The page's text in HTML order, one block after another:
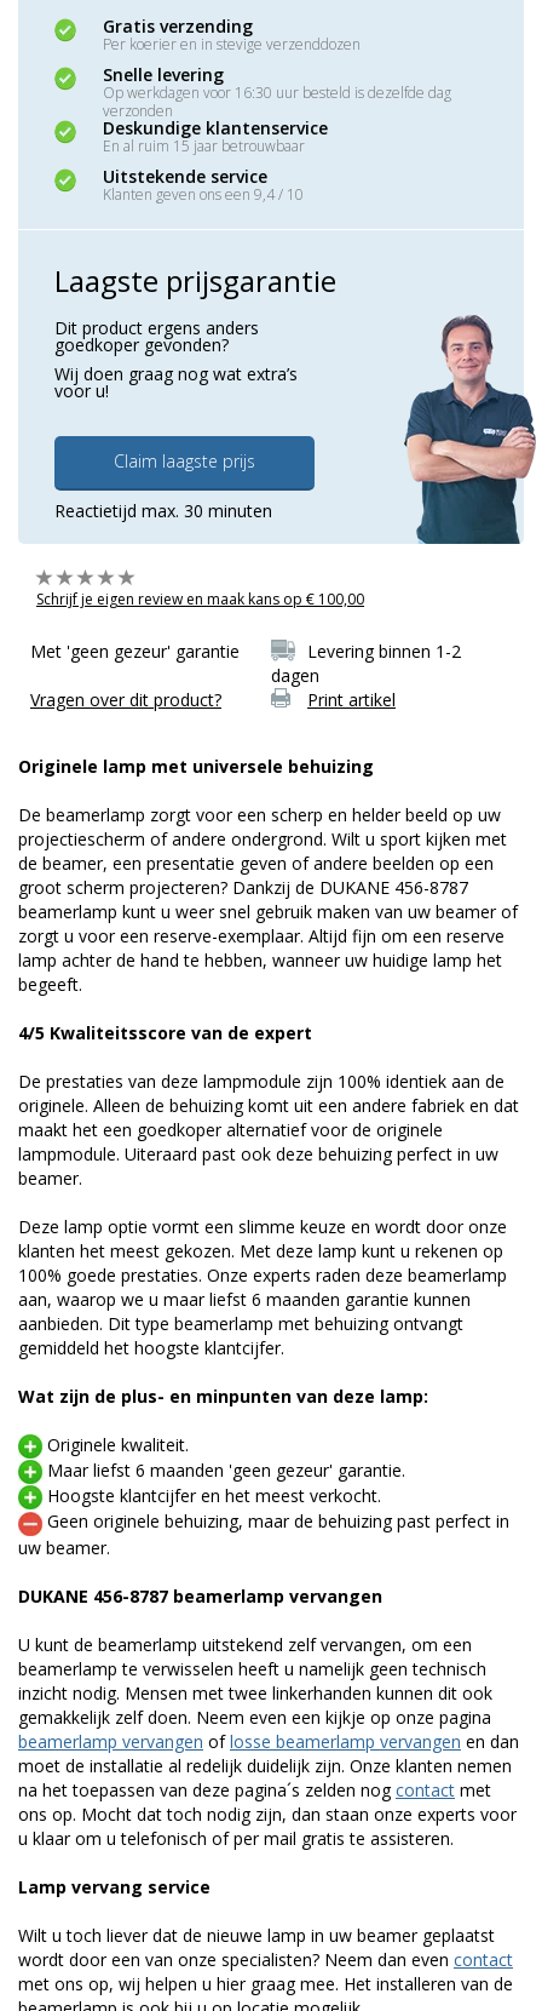
Gratis verzending
Per koerier en in stevige verzenddozen
Snelle levering
Op werkdagen voor 16:30 uur besteld is dezelfde dag
verzonden
Deskundige klantenservice
En al ruim 15 jaar betrouwbaar
Uitstekende service
Klanten geven ons een 9,4 / 10
Laagste prijsgarantie
Dit product ergens anders
goedkoper gevonden?
Wij doen graag nog wat extra’s
voor u!
Claim laagste prijs
Reactietijd max. 30 minuten
Schrijf je eigen review en maak kans op € 100,00
Met 'geen gezeur' garantie
Levering binnen 1-2
dagen
Vragen over dit product?
Print artikel
Originele lamp met universele behuizing
De beamerlamp zorgt voor een scherp en helder beeld op uw
projectiescherm of andere ondergrond. Wilt u sport kijken met
de beamer, een presentatie geven of andere beelden op een
groot scherm projecteren? Dankzij de DUKANE 456-8787
beamerlamp kunt u weer snel gebruik maken van uw beamer of
zorgt u voor een reserve-exemplaar. Altijd fijn om een reserve
lamp achter de hand te hebben, wanneer uw huidige lamp het
begeeft.
4/5 Kwaliteitsscore van de expert
De prestaties van deze lampmodule zijn 100% identiek aan de
originele. Alleen de behuizing komt uit een andere fabriek en dat
maakt het een goedkoper alternatief voor de originele
lampmodule. Uiteraard past ook deze behuizing perfect in uw
beamer.
Deze lamp optie vormt een slimme keuze en wordt door onze
klanten het meest gekozen. Met deze lamp kunt u rekenen op
100% goede prestaties. Onze experts raden deze beamerlamp
aan, waarop we u maar liefst 6 maanden garantie kunnen
aanbieden. Dit type beamerlamp met behuizing ontvangt
gemiddeld het hoogste klantcijfer.
Wat zijn de plus- en minpunten van deze lamp:
Originele kwaliteit.
Maar liefst 6 maanden 'geen gezeur' garantie.
Hoogste klantcijfer en het meest verkocht.
Geen originele behuizing, maar de behuizing past perfect in
uw beamer.
DUKANE 456-8787 beamerlamp vervangen
U kunt de beamerlamp uitstekend zelf vervangen, om een
beamerlamp te verwisselen heeft u namelijk geen technisch
inzicht nodig. Mensen met twee linkerhanden kunnen dit ook
gemakkelijk zelf doen. Neem even een kijkje op onze pagina
beamerlamp vervangen oflosse beamerlamp vervangen en dan
moet de installatie al redelijk duidelijk zijn. Onze klanten nemen
na het toepassen van deze pagina´s zelden nogcontact met
ons op. Mocht dat toch nodig zijn, dan staan onze experts voor
u klaar om u telefonisch of per mail gratis te assisteren.
Lamp vervang service
Wilt u toch liever dat de nieuwe lamp in uw beamer geplaatst
wordt door een van onze specialisten? Neem dan even contact
met ons op, wij helpen u hier graag mee. Het installeren van de